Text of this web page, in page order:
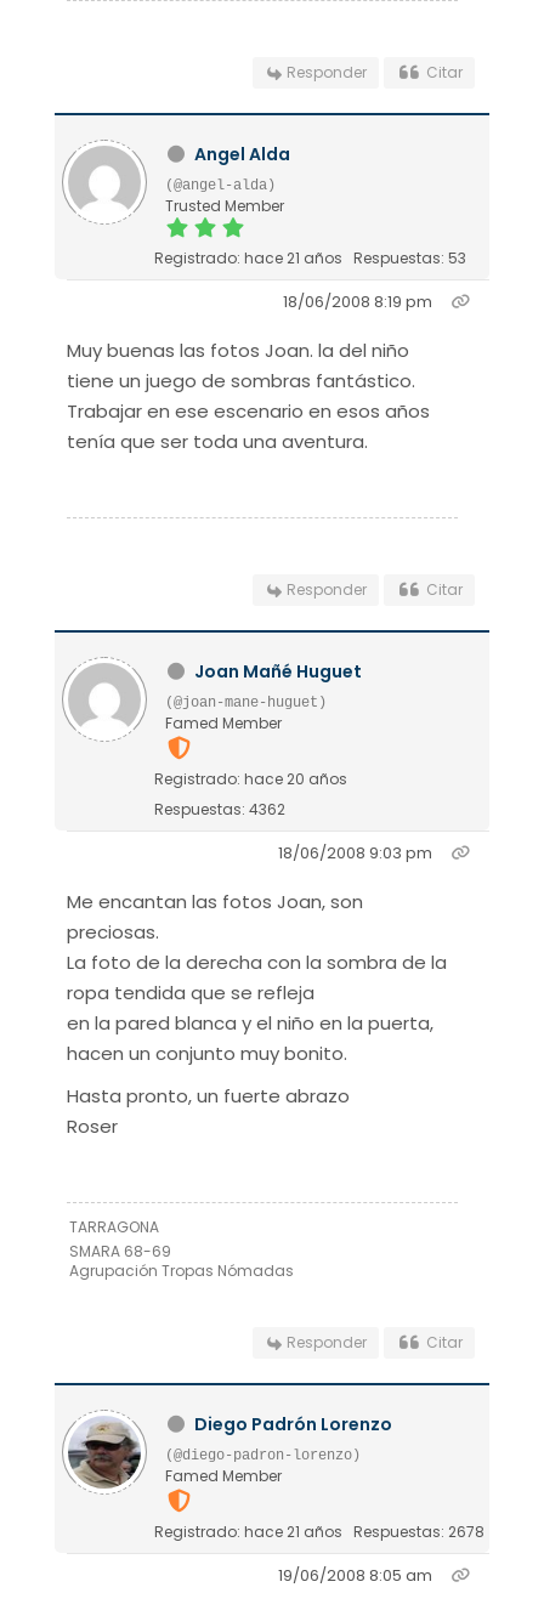
Responder Citar
Angel Alda
(@angel-alda)
Trusted Member
Registrado: hace 21 años Respuestas: 53
18/06/2008 8:19 pm
Muy buenas las fotos Joan. la del niño
tiene un juego de sombras fantástico.
Trabajar en ese escenario en esos años
tenía que ser toda una aventura.
Responder Citar
Joan Mañé Huguet
(@joan-mane-huguet)
Famed Member
Registrado: hace 20 años
Respuestas: 4362
18/06/2008 9:03 pm
Me encantan las fotos Joan, son
preciosas.
La foto de la derecha con la sombra de la
ropa tendida que se refleja
en la pared blanca y el niño en la puerta,
hacen un conjunto muy bonito.
Hasta pronto, un fuerte abrazo
Roser
TARRAGONA
SMARA 68-69
Agrupación Tropas Nómadas
Responder Citar
Diego Padrón Lorenzo
(@diego-padron-lorenzo)
Famed Member
Registrado: hace 21 años Respuestas: 2678
19/06/2008 8:05 am